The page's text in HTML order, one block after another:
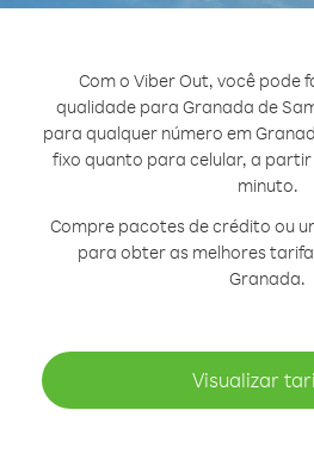
Com o Viber Out, você pode
qualidade para Granada de
para qualquer número em
fixo quanto para celular, a
minuto.
Compre pacotes de crédito ou
para obter as melhores
Granada.
Visualizar